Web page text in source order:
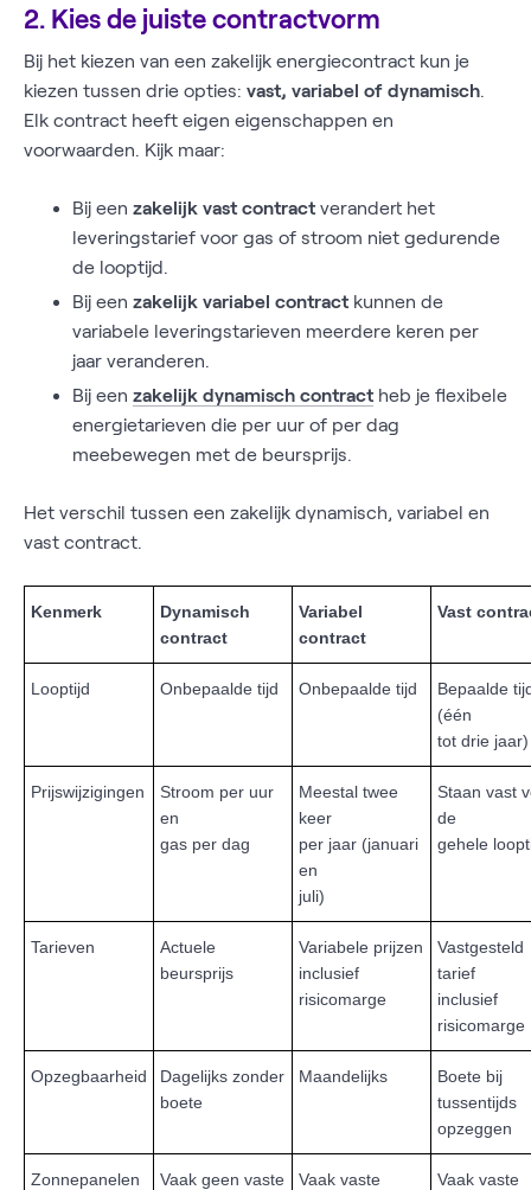
2. Kies de juiste contractvorm
Bij het kiezen van een zakelijk energiecontract kun je
kiezen tussen drie opties: vast, variabel of dynamisch.
Elk contract heeft eigen eigenschappen en
voorwaarden. Kijk maar:
Bij een zakelijk vast contractverandert het
leveringstarief voor gas of stroom niet gedurende
de looptijd.
Bij een zakelijk variabel contractkunnen de
variabele leveringstarieven meerdere keren per
jaar veranderen.
Bij een zakelijk dynamisch contractheb je flexibele
energietarieven die per uur of per dag
meebewegen met de beursprijs.
Het verschil tussen een zakelijk dynamisch, variabel en
vast contract.
Kenmerk
Dynamisch
contract
Variabel
contract
Vast
Looptijd Onbepaalde tijd Onbepaalde tijd
Bepaalde
(één
tot drie jaar)
Prijswijzigingen
Stroom per uur
en
gas per dag
Meestal twee
keer
per jaar (januari
en
juli)
Staan vast
de
gehele
Tarieven
Actuele
beursprijs
Variabele prijzen
inclusief
risicomarge
Vastgesteld
tarief
inclusief
risicomarge
Opzegbaarheid
Dagelijks zonder
boete
Maandelijks
Boete bij
tussentijds
opzeggen
Zonnepanelen
Vaak geen vaste
Vaak vaste
Vaak vaste